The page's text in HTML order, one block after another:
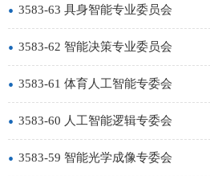
• 3583-63 具身智能专业委员会
• 3583-62 智能决策专业委员会
• 3583-61 体育人工智能专委会
• 3583-60 人工智能逻辑专委会
• 3583-59 智能光学成像专委会